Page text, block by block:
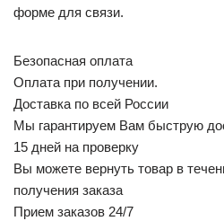
форме для связи.
Безопасная оплата
Оплата при получении.
Доставка по всей России
Мы гарантируем Вам быструю
15 дней на проверку
Вы можете вернуть товар в
получения заказа
Прием заказов 24/7